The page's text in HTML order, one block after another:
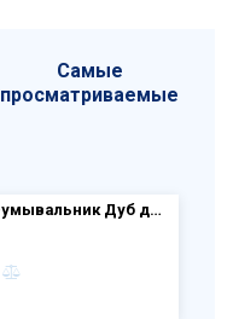
Самые
просматриваемые
Асти 40 Тумба-умывальник Дуб дымчатый 400x700x220 мм с раковиной Comforty 9140